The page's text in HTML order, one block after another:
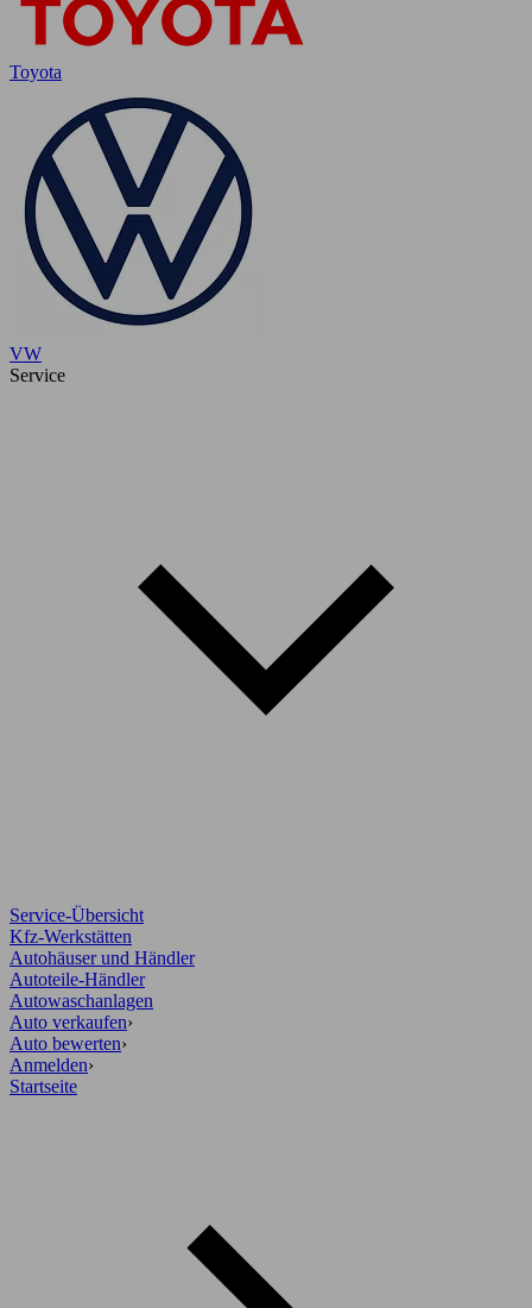
Toyota
VW
Service
Service-Übersicht
Kfz-Werkstätten
Autohäuser und Händler
Autoteile-Händler
Autowaschanlagen
Auto verkaufen›
Auto bewerten›
Anmelden›
Startseite